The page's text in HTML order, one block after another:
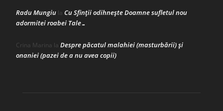
Radu Mungiu la Cu Sfinții odihnește Doamne sufletul nou
adormitei roabei Tale…
Crina Marina la Despre păcatul malahiei (masturbării) şi
onaniei (pazei de a nu avea copii)